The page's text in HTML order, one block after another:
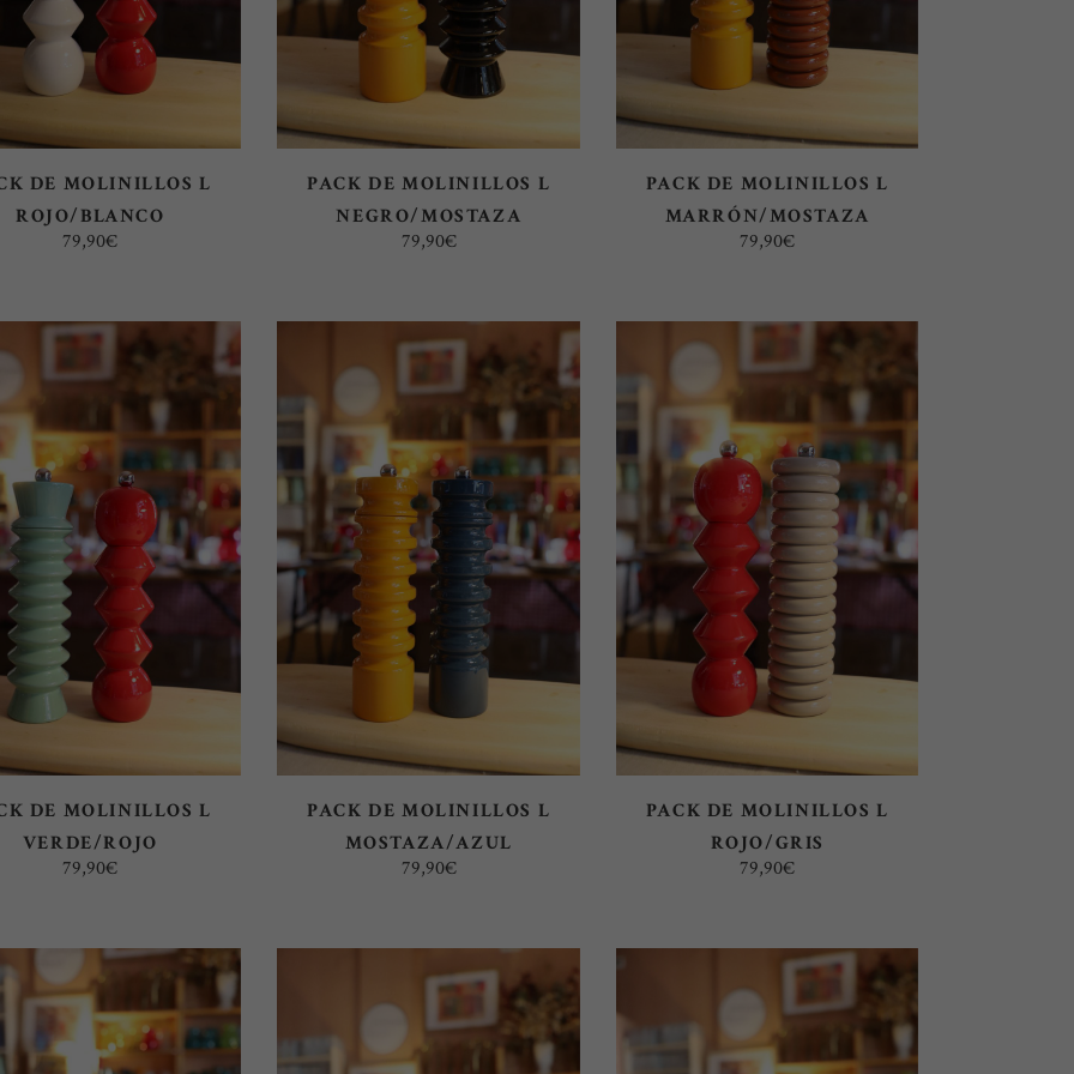
DE MOLINILLOS L
ROJO/BLANCO
79,90€
PACK DE MOLINILLOS L
NEGRO/MOSTAZA
79,90€
PACK DE MOLINILLOS L
MARRÓN/MOSTAZA
79,90€
AÑADIR AL CARRITO
DE MOLINILLOS L
VERDE/ROJO
79,90€
AÑADIR AL CARRITO
PACK DE MOLINILLOS L
MOSTAZA/AZUL
79,90€
AÑADIR AL CARRITO
PACK DE MOLINILLOS L
ROJO/GRIS
79,90€